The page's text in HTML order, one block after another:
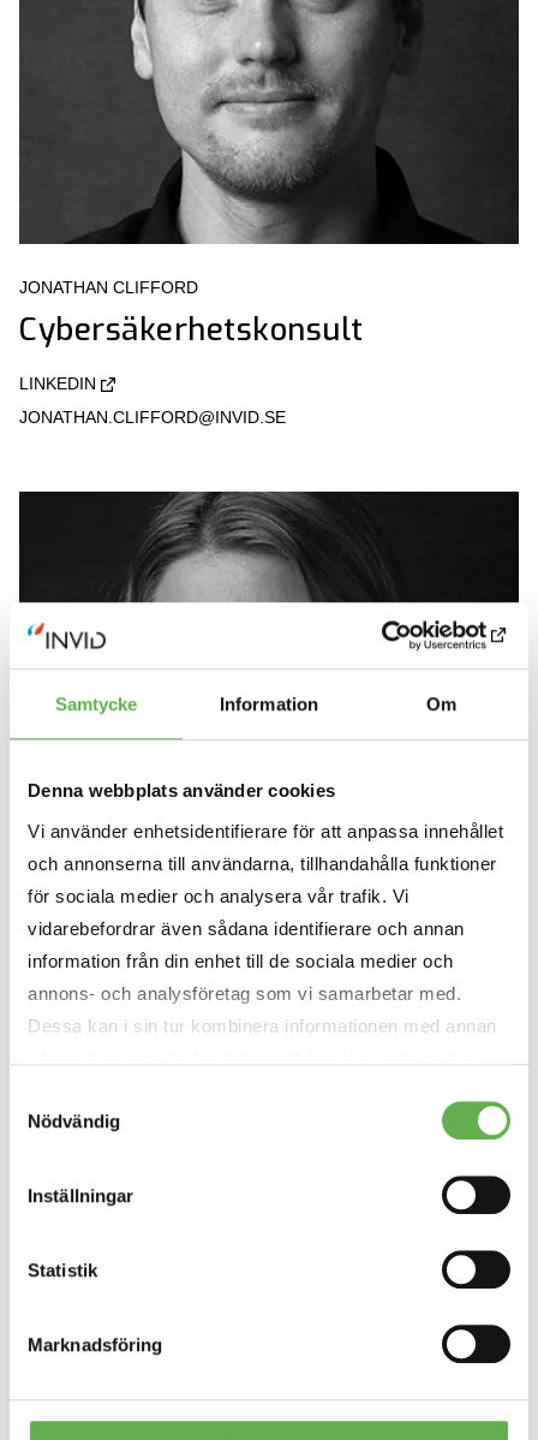
Samtycke Information Om
Denna webbplats använder cookies
Vi använder enhetsidentifierare för att anpassa innehållet
och annonserna till användarna, tillhandahålla funktioner
för sociala medier och analysera vår trafik. Vi
vidarebefordrar även sådana identifierare och annan
information från din enhet till de sociala medier och
annons- och analysföretag som vi samarbetar med.
Dessa kan i sin tur kombinera informationen med annan
Läs mer om vår Cookiepolicy
Nödvändig
Inställningar
Statistik
Marknadsföring
JONATHAN CLIFFORD
Cybersäkerhetskonsult
LINKEDIN
JONATHAN.CLIFFORD@INVID.SE
JOSEFINE EKBLAD-CENA
Informationssäkerhetskonsult
JOSEFINE.EKBLAD-CENA@INVID.SE